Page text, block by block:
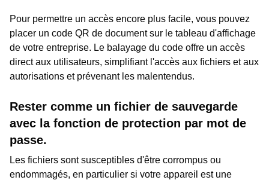
Pour permettre un accès encore plus facile, vous pouvez
placer un code QR de document sur le tableau d'affichage
de votre entreprise. Le balayage du code offre un accès
direct aux utilisateurs, simplifiant l'accès aux fichiers et aux
autorisations et prévenant les malentendus.
Rester comme un fichier de sauvegarde
avec la fonction de protection par mot de
passe.
Les fichiers sont susceptibles d'être corrompus ou
endommagés, en particulier si votre appareil est une